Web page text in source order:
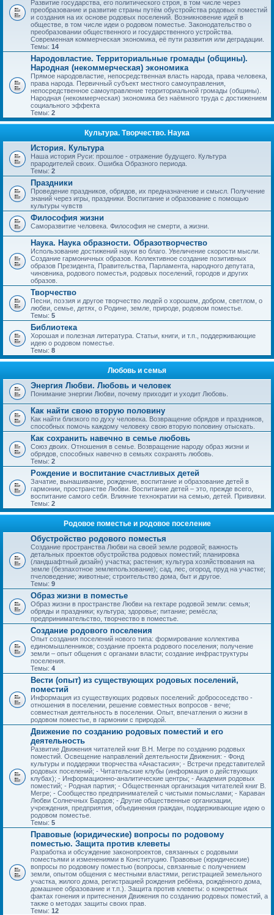
Развитие государства, его политического строя, в том числе через
преобразование и развитие страны путём обустройства родовых поместий
и создания на их основе родовых поселений. Возникновение идей в
обществе, в том числе идеи о родовом поместье. Законодательство о
преобразовании общественного и государственного устройства.
Современная коммерческая экономика, её пути развития или деградации.
Темы: 14
Народовластие. Территориальные громады (общины).
Народная (некоммерческая) экономика
Прямое народовластие, непосредственная власть народа, права человека,
права народа. Первичный субъект местного самоуправления,
непосредственное самоуправление территориальной громады (общины).
Народная (некоммерческая) экономика без наёмного труда с достижением
социального эффекта
Темы: 2
Культура. Творчество. Наука
История. Культура
Наша история Руси: прошлое - отражение будущего. Культура
прародителей своих. Ошибка Образного периода.
Темы: 2
Праздники
Проведение праздников, обрядов, их предназначение и смысл. Получение
знаний через игры, праздники. Воспитание и образование с помощью
культуры чувств
Философия жизни
Саморазвитие человека. Философия не смерти, а жизни.
Наука. Наука образности. Образотворчество
Использование достижений науки во благо. Увеличение скорости мысли.
Создание гармоничных образов. Коллективное создание позитивных
образов Президента, Правительства, Парламента, народного депутата,
чиновника, родового поместья, родовых поселений, городов и других
образов.
Творчество
Песни, поэзия и другое творчество людей о хорошем, добром, светлом, о
любви, семье, детях, о Родине, земле, природе, родовом поместье.
Темы: 5
Библиотека
Хорошая и полезная литература. Статьи, книги, и т.п., поддерживающие
идею о родовом поместье.
Темы: 8
Любовь и семья
Энергия Любви. Любовь и человек
Понимание энергии Любви, почему приходит и уходит Любовь.
Как найти свою вторую половину
Как найти близкого по духу человека. Возвращение обрядов и праздников,
способных помочь каждому человеку свою вторую половину отыскать.
Как сохранить навечно в семье любовь
Союз двоих. Отношения в семье. Возвращение народу образ жизни и
обрядов, способных навечно в семьях сохранять любовь.
Темы: 2
Рождение и воспитание счастливых детей
Зачатие, вынашивание, рождение, воспитание и образование детей в
гармонии, пространстве Любви. Воспитание детей – это, прежде всего,
воспитание самого себя. Влияние технократии на семью, детей. Прививки.
Темы: 2
Родовое поместье и родовое поселение
Обустройство родового поместья
Создание пространства Любви на своей земле родовой; важность
детальных проектов обустройства родовых поместий; планировка
(ландшафтный дизайн) участка; растения; культура хозяйствования на
земле (безпахотное землепользование); сад, лес, огород, пруд на участке;
пчеловедение; животные; строительство дома, быт и другое.
Темы: 9
Образ жизни в поместье
Образ жизни в пространстве Любви на гектаре родовой земли: семья;
обряды и праздники; культура; здоровье; питание; ремёсла;
предпринимательство, творчество в поместье.
Создание родового поселения
Опыт создания поселений нового типа: формирование коллектива
единомышленников; создание проекта родового поселения; получение
земли – опыт общения с органами власти; создание инфраструктуры
поселения.
Темы: 4
Вести (опыт) из существующих родовых поселений,
поместий
Информация из существующих родовых поселений: добрососедство -
отношения в поселении, решение совместных вопросов - вече;
совместная деятельность в поселении. Опыт, впечатления о жизни в
родовом поместье, в гармонии с природой.
Движение по созданию родовых поместий и его
деятельность
Развитие Движения читателей книг В.Н. Мегре по созданию родовых
поместий. Освещение направлений деятельности Движения: - Фонд
культуры и поддержки творчества «Анастасия»; - Встречи представителей
родовых поселений; - Читательские клубы (информация о действующих
клубах); - Информационно-аналитические центры; - Академия родовых
поместий; - Родная партия; - Общественная организация читателей книг В.
Мегре; - Сообщество предпринимателей с чистыми помыслами; - Караван
Любви Солнечных Бардов; - Другие общественные организации,
учреждения, предприятия, объединения граждан, поддерживающие идею о
родовом поместье.
Темы: 5
Правовые (юридические) вопросы по родовому
поместью. Защита против клеветы
Разработка и обсуждение законопроектов, связанных с родовыми
поместьями и изменениями в Конституцию. Правовые (юридические)
вопросы по родовому поместью (вопросы, связанные с получением
земли, опытом общения с местными властями, регистрацией земельного
участка, жилого дома, регистрацией рождения ребёнка, рождённого дома,
домашнее образование и т.п.). Защита против клеветы: о конкретных
фактах гонения и притеснения Движения по созданию родовых поместий, а
также о методах защиты своих прав.
Темы: 12